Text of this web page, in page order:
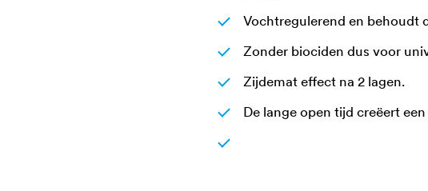
Vochtregulerend en behoudt
Zonder biociden dus voor
Zijdemat effect na 2 lagen.
De lange open tijd creëert